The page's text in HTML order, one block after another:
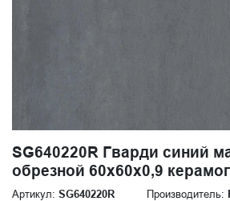
SG640220R Гварди синий
обрезной 60x60x0,9
Артикул: SG640220R Производитель: